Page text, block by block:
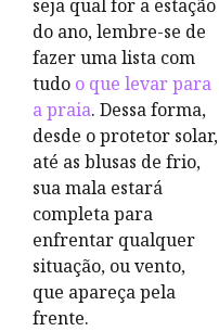
seja qual for a estação
do ano, lembre-se de
fazer uma lista com
tudo o que levar para
a praia. Dessa forma,
desde o protetor solar,
até as blusas de frio,
sua mala estará
completa para
enfrentar qualquer
situação, ou vento,
que apareça pela
frente.